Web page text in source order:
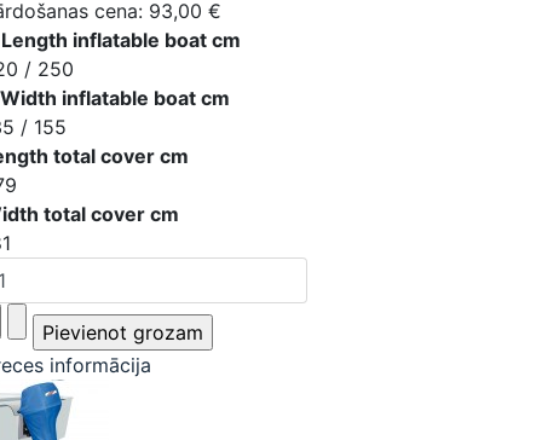
cena: 93,00 €
inflatable boat cm
/ 250
inflatable boat cm
/ 155
total cover cm
total cover cm
informācija